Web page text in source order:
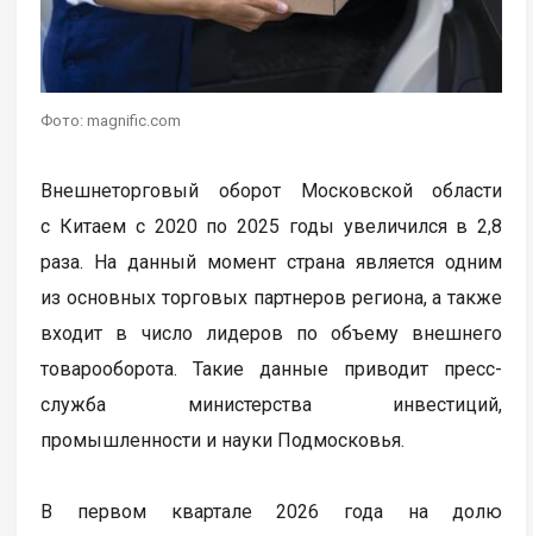
Фото: magnific.com
Внешнеторговый оборот Московской области
с Китаем с 2020 по 2025 годы увеличился в 2,8
раза. На данный момент страна является одним
из основных торговых партнеров региона, а также
входит в число лидеров по объему внешнего
товарооборота. Такие данные приводит пресс-
служба министерства инвестиций,
промышленности и науки Подмосковья.
В первом квартале 2026 года на долю